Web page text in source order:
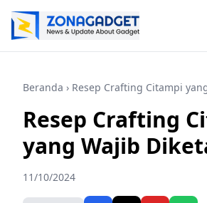
Beranda › Resep Crafting Citampi
Resep Crafting
yang Wajib
11/10/2024